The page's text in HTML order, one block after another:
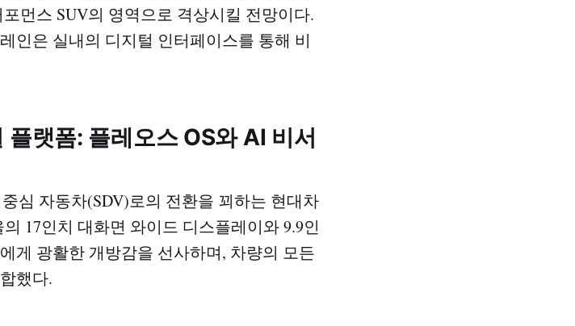
먼스 SUV의 영역으로 격상시킬 전망이다.
인은 실내의 디지털 인터페이스를 통해 비
랫폼: 플레오스 OS와 AI 비서
심 자동차(SDV)로의 전환을 꾀하는 현대차
17인치 대화면 와이드 디스플레이와 9.9인
게 광활한 개방감을 선사하며, 차량의 모든
했다.